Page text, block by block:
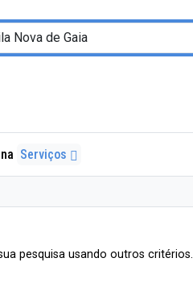
na Serviços
pesquisa usando outros critérios.